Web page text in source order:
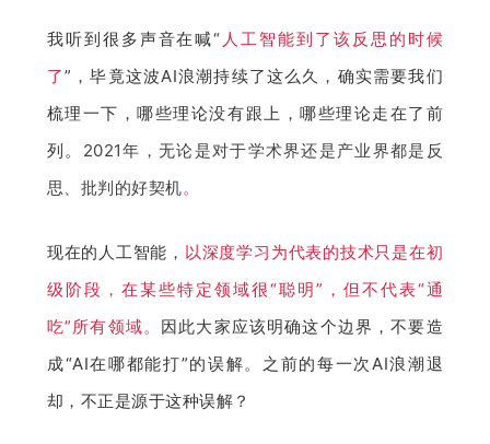
我听到很多声音在喊“ 人工智能到了该反思的时候
了”，毕竟这波AI浪潮持续了这么久，确实需要我们
梳理一下，哪些理论没有跟上，哪些理论走在了前
列。 2021年，无论是对于学术界还是产业界都是反
思、批判的好契机。
现在的人工智能， 以深度学习为代表的技术只是在初
级阶段，在某些特定领域很“聪明”，但不代表“通
吃”所有领域。 因此大家应该明确这个边界，不要造
成“AI在哪都能打”的误解。之前的每一次AI浪潮退
却，不正是源于这种误解？